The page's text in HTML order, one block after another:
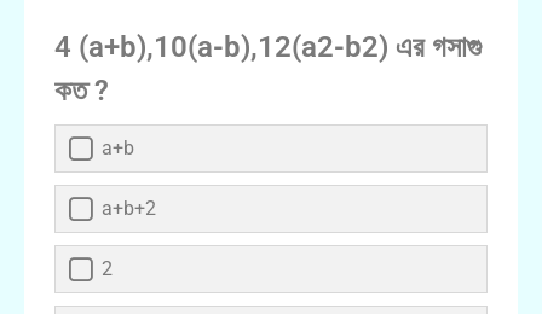
4 (a+b),10(a-b),12(a2-b2) এর গসাগু
কত ?
a+b
a+b+2
2